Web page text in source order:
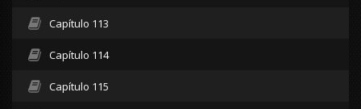
Capítulo 113
Capítulo 114
Capítulo 115